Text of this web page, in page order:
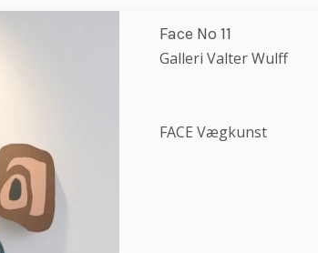
Face No 11
Galleri Valter Wulff
FACE Vægkunst